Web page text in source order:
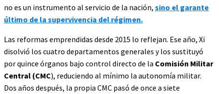
no es un instrumento al servicio de la nación, sino el garante
último de la supervivencia del régimen.
Las reformas emprendidas desde 2015 lo reflejan. Ese año, Xi
disolvió los cuatro departamentos generales y los sustituyó
por quince órganos bajo control directo de la Comisión Militar
Central (CMC), reduciendo al mínimo la autonomía militar.
Dos años después, la propia CMC pasó de once a siete